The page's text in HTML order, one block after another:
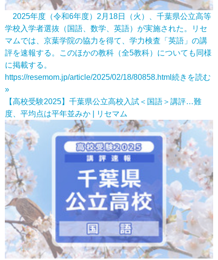
2025年度（令和6年度）2月18日（火）、千葉県公立高等
学校入学者選抜（国語、数学、英語）が実施された。リセ
マムでは、京葉学院の協力を得て、学力検査「英語」の講
評を速報する。このほかの教科（全5教科）についても同様
に掲載する。
https://resemom.jp/article/2025/02/18/80858.html 続きを読む
»
【高校受験2025】千葉県公立高校入試＜国語＞講評…難
度、平均点は平年並みか | リセマム